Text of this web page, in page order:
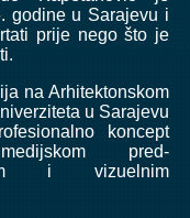
godine u Sarajevu i
prije nego što je
na Arhitektonskom
u Sarajevu
koncept
pred-
i vizuelnim